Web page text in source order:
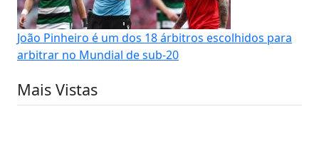
João Pinheiro é um dos 18 árbitros escolhidos para
arbitrar no Mundial de sub-20
Mais Vistas